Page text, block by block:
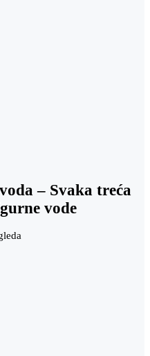
– Svaka treća
vode